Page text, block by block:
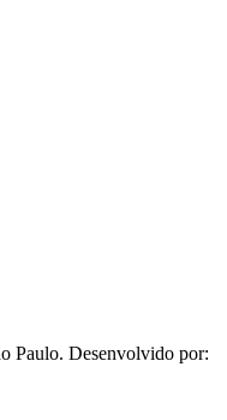
Paulo. Desenvolvido por: